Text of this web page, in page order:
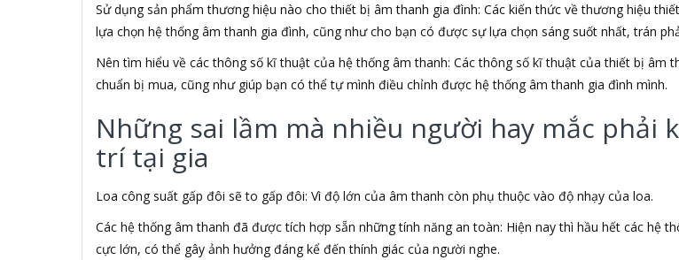
ABN
ACASIS
ACCESS
Accessorize
Acer
ACME MADE
ACNES
Acnos
ACOUSTIC ENERGY
AD
ADATA USA
ADDLOGIX
Sử dụng sản phẩm thương hiệu nào cho thiết bị âm thanh gia đình: Các kiến thức về thương hiệu
lựa chọn hệ thống âm thanh gia đình, cũng như cho bạn có được sự lựa chọn sáng suốt nhất, trán
Nên tìm hiểu về các thông số kĩ thuật của hệ thống âm thanh: Các thông số kĩ thuật của thiết bị âm
chuẩn bị mua, cũng như giúp bạn có thể tự mình điều chỉnh được hệ thống âm thanh gia đình mình.
Những sai lầm mà nhiều người hay mắc phải
trí tại gia
Loa công suất gấp đôi sẽ to gấp đôi: Vì độ lớn của âm thanh còn phụ thuộc vào độ nhạy của loa.
Các hệ thống âm thanh đã được tích hợp sẵn những tính năng an toàn: Hiện nay thì hầu hết các
cực lớn, có thể gây ảnh hưởng đáng kể đến thính giác của người nghe.